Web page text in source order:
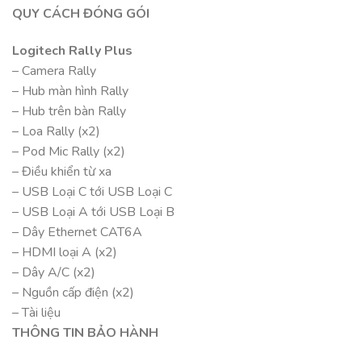
QUY CÁCH ĐÓNG GÓI
Logitech Rally Plus
– Camera Rally
– Hub màn hình Rally
– Hub trên bàn Rally
– Loa Rally (x2)
– Pod Mic Rally (x2)
– Điều khiển từ xa
– USB Loại C tới USB Loại C
– USB Loại A tới USB Loại B
– Dây Ethernet CAT6A
– HDMI loại A (x2)
– Dây A/C (x2)
– Nguồn cấp điện (x2)
– Tài liệu
THÔNG TIN BẢO HÀNH